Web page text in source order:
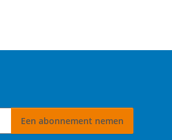
Een abonnement nemen